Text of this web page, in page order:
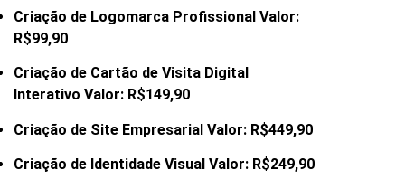
Criação de Logomarca Profissional Valor:
R$99,90
Criação de Cartão de Visita Digital
Interativo Valor: R$149,90
Criação de Site Empresarial Valor: R$449,90
Criação de Identidade Visual Valor: R$249,90